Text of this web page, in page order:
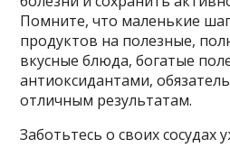
Помните, что маленькие
продуктов на полезные,
вкусные блюда, богатые
антиоксидантами,
отличным результатам.
Заботьтесь о своих сосудах